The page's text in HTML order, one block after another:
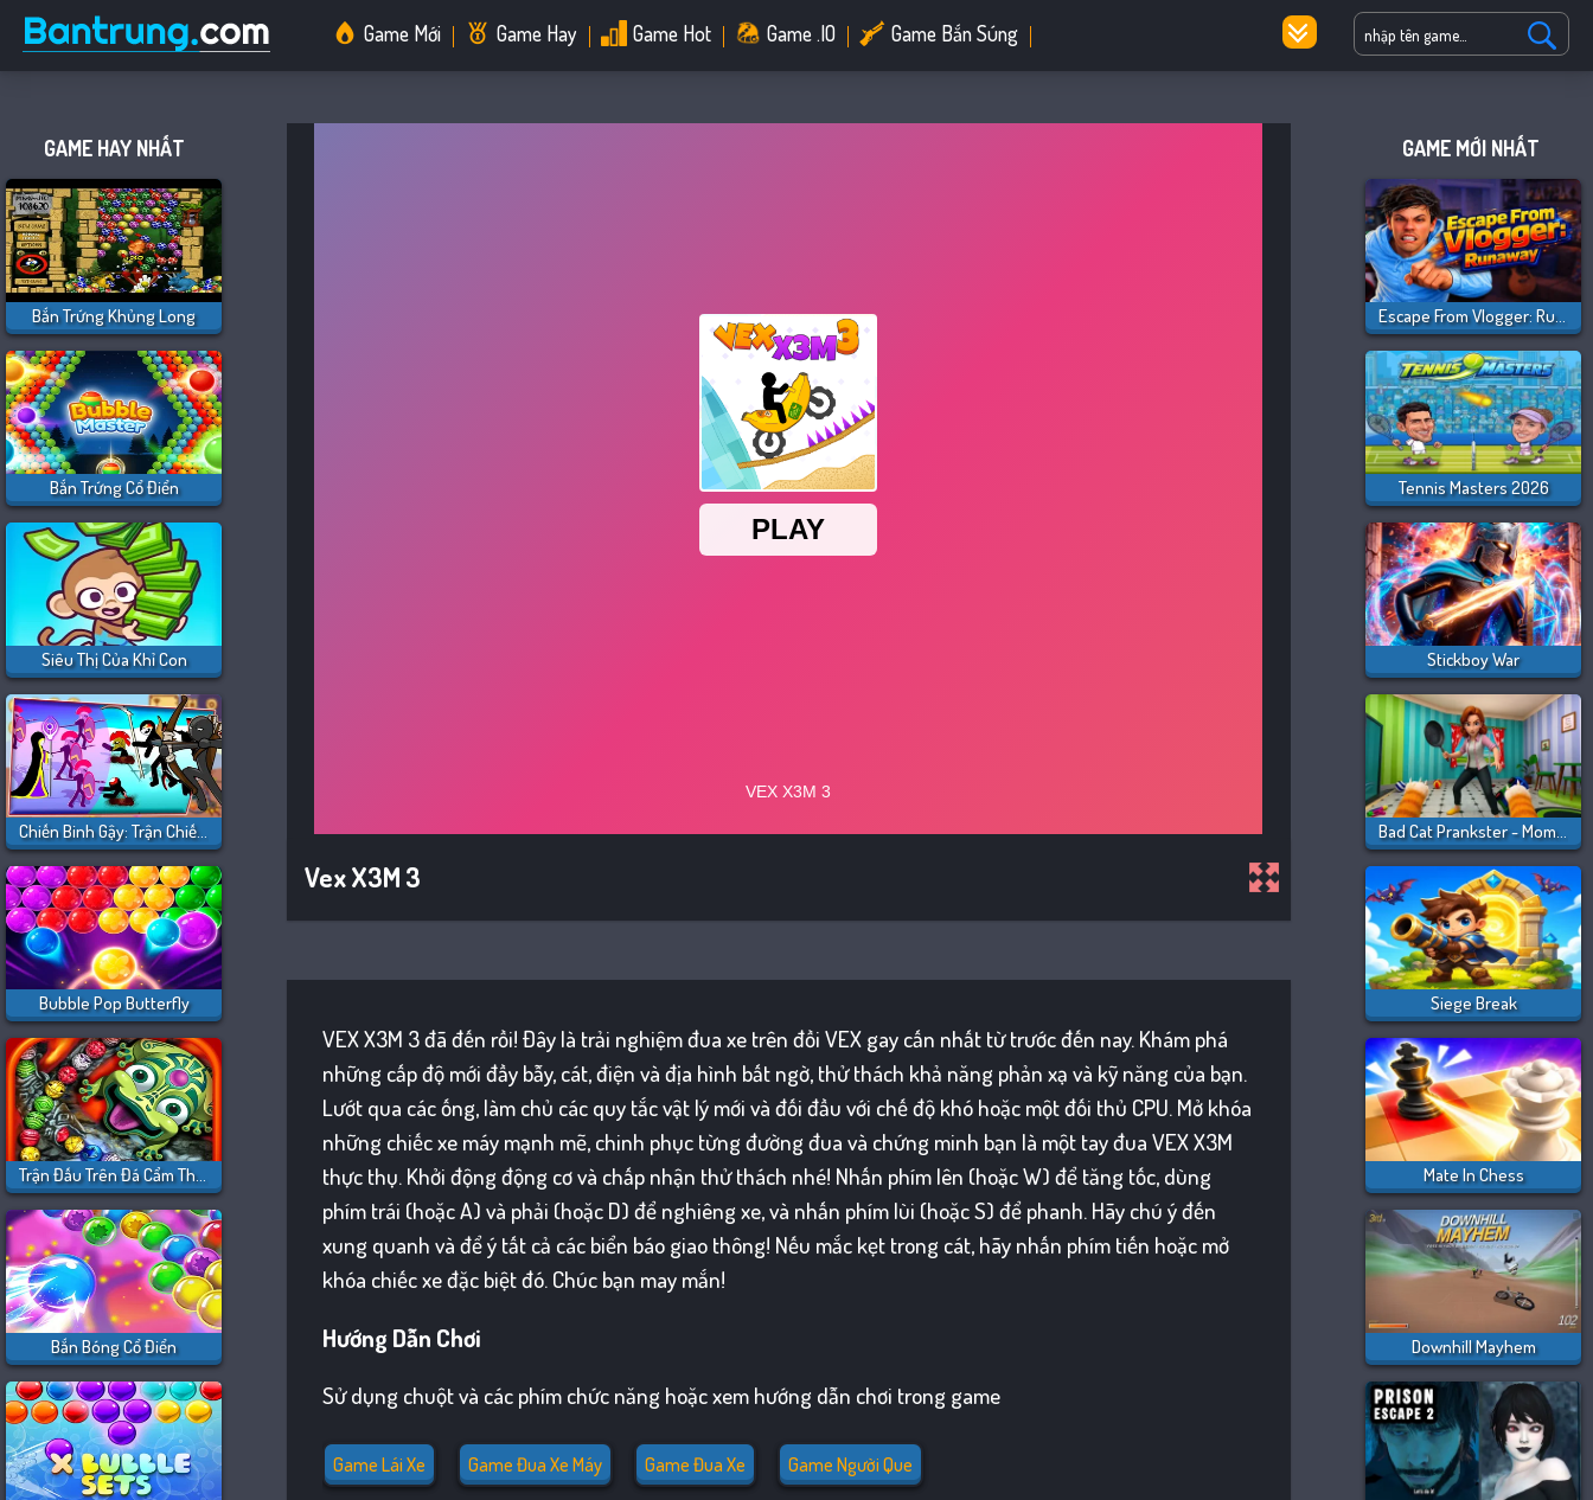
Game Mới Game Hay Game Hot Game .IO Game Bắn Súng
GAME HAY NHẤT
Bắn Trứng Khủng Long
Bắn Trứng Cổ Điển
Siêu Thị Của Khỉ Con
Chiến Binh Gậy: Trận Chiến Mới
Bubble Pop Butterfly
Trận Đấu Trên Đá Cẩm Thạch Cổ Điển
Bắn Bóng Cổ Điển
Vex X3M 3
VEX X3M 3 đã đến rồi! Đây là trải nghiệm đua xe trên đồi VEX gay cấn nhất từ trước đến nay. Khám phá
những cấp độ mới đầy bẫy, cát, điện và địa hình bất ngờ, thử thách khả năng phản xạ và kỹ năng của bạn.
Lướt qua các ống, làm chủ các quy tắc vật lý mới và đối đầu với chế độ khó hoặc một đối thủ CPU. Mở khóa
những chiếc xe máy mạnh mẽ, chinh phục từng đường đua và chứng minh bạn là một tay đua VEX X3M
thực thụ. Khởi động động cơ và chấp nhận thử thách nhé! Nhấn phím lên (hoặc W) để tăng tốc, dùng
phím trái (hoặc A) và phải (hoặc D) để nghiêng xe, và nhấn phím lùi (hoặc S) để phanh. Hãy chú ý đến
xung quanh và để ý tất cả các biển báo giao thông! Nếu mắc kẹt trong cát, hãy nhấn phím tiến hoặc mở
khóa chiếc xe đặc biệt đó. Chúc bạn may mắn!
Hướng Dẫn Chơi
Sử dụng chuột và các phím chức năng hoặc xem hướng dẫn chơi trong game
Game Lái Xe Game Đua Xe Máy Game Đua Xe Game Người Que
GAME MỚI NHẤT
Escape From Vlogger: Runaway
Tennis Masters 2026
Stickboy War
Bad Cat Prankster - Mom Is Return
Siege Break
Mate In Chess
Downhill Mayhem